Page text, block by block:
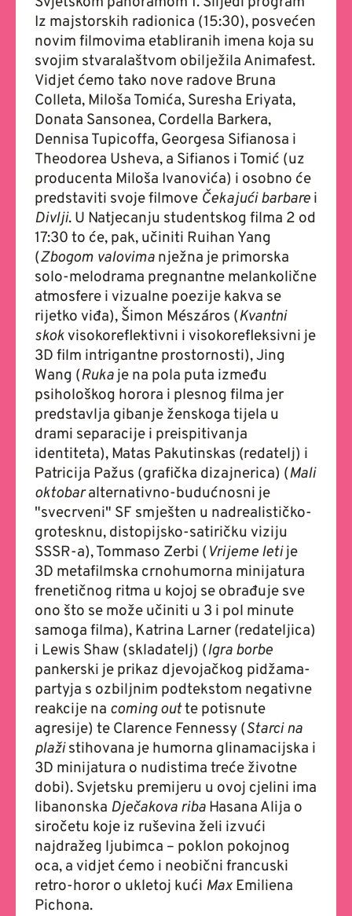
Iz majstorskih radionica (15:30), posvećen
novim filmovima etabliranih imena koja su
svojim stvaralaštvom obilježila Animafest.
Vidjet ćemo tako nove radove Bruna
Colleta, Miloša Tomića, Suresha Eriyata,
Donata Sansonea, Cordella Barkera,
Dennisa Tupicoffa, Georgesa Sifianosa i
Theodorea Usheva, a Sifianos i Tomić (uz
producenta Miloša Ivanovića) i osobno će
predstaviti svoje filmove Čekajući barbare i
Divlji. U Natjecanju studentskog filma 2 od
17:30 to će, pak, učiniti Ruihan Yang
(Zbogom valovima nježna je primorska
solo-melodrama pregnantne melankolične
atmosfere i vizualne poezije kakva se
rijetko viđa), Šimon Mészáros (Kvantni
skokvisokoreflektivni i visokorefleksivni je
3D film intrigantne prostornosti), Jing
Wang (Ruka je na pola puta između
psihološkog horora i plesnog filma jer
predstavlja gibanje ženskoga tijela u
drami separacije i preispitivanja
identiteta), Matas Pakutinskas (redatelj) i
Patricija Pažus (grafička dizajnerica) (Mali
oktobaralternativno-budućnosni je
"svecrveni" SF smješten u nadrealističko-
grotesknu, distopijsko-satiričku viziju
SSSR-a), Tommaso Zerbi (Vrijeme letije
3D metafilmska crnohumorna minijatura
frenetičnog ritma u kojoj se obrađuje sve
ono što se može učiniti u 3 i pol minute
samoga filma), Katrina Larner (redateljica)
i Lewis Shaw (skladatelj) (Igra borbe
pankerski je prikaz djevojačkog pidžama-
partyja s ozbiljnim podtekstom negativne
reakcije na coming outte potisnute
agresije) te Clarence Fennessy (Starci na
plažistihovana je humorna glinamacijska i
3D minijatura o nudistima treće životne
dobi). Svjetsku premijeru u ovoj cjelini ima
libanonska Dječakova riba Hasana Alija o
siročetu koje iz ruševina želi izvući
najdražeg ljubimca – poklon pokojnog
oca, a vidjet ćemo i neobični francuski
retro-horor o ukletoj kući Max Emiliena
Pichona.